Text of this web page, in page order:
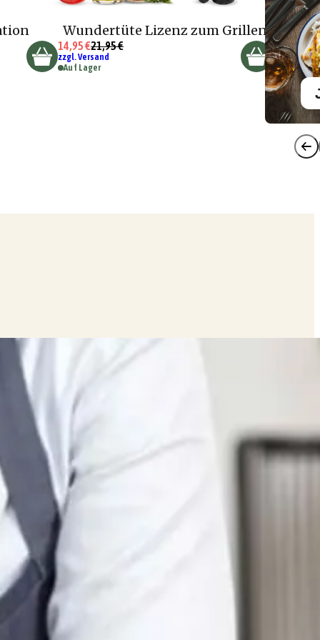
Wundertüte Lizenz zum Grillen
14,95 €21,95 €
zzgl. Versand
Auf Lager